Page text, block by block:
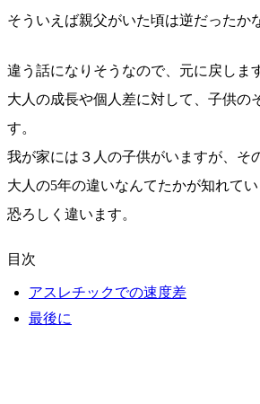
そういえば親父がいた頃は逆だったか
違う話になりそうなので、元に戻しま
大人の成長や個人差に対して、子供の
す。
我が家には３人の子供がいますが、そ
大人の5年の違いなんてたかが知れて
恐ろしく違います。
目次
アスレチックでの速度差
最後に